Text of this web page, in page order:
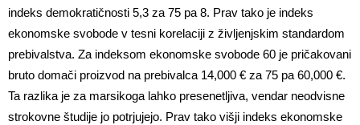
indeks demokratičnosti 5,3 za 75 pa 8. Prav tako je indeks
ekonomske svobode v tesni korelaciji z življenjskim standardom
prebivalstva. Za indeksom ekonomske svobode 60 je pričakovani
bruto domači proizvod na prebivalca 14,000 € za 75 pa 60,000 €.
Ta razlika je za marsikoga lahko presenetljiva, vendar neodvisne
strokovne študije jo potrjujejo. Prav tako višji indeks ekonomske